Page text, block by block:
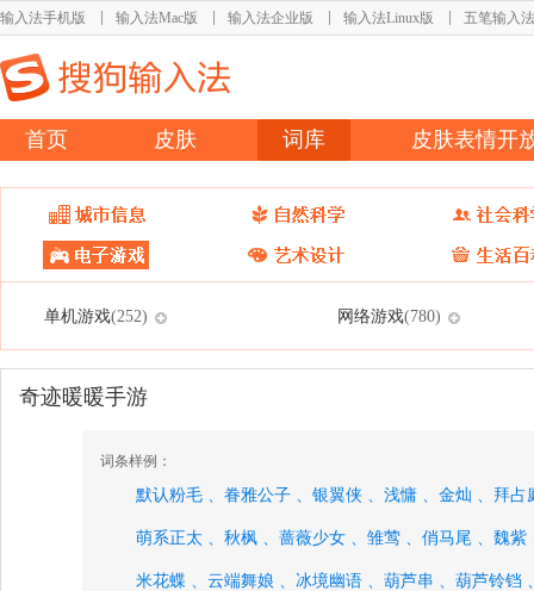
输入法手机版 输入法Mac版 输入法企业版 输入法Linux版 五笔输入法
首页 皮肤 词库 皮肤表情开
单机游戏(252) 网络游戏(780)
奇迹暖暖手游
词条样例：
默认粉毛 、 眷雅公子 、 银翼侠 、 浅慵 、 金灿 、 拜占
萌系正太 、 秋枫 、 蔷薇少女 、 雏莺 、 俏马尾 、 魏紫
米花蝶 、 云端舞娘 、 冰境幽语 、 葫芦串 、 葫芦铃铛